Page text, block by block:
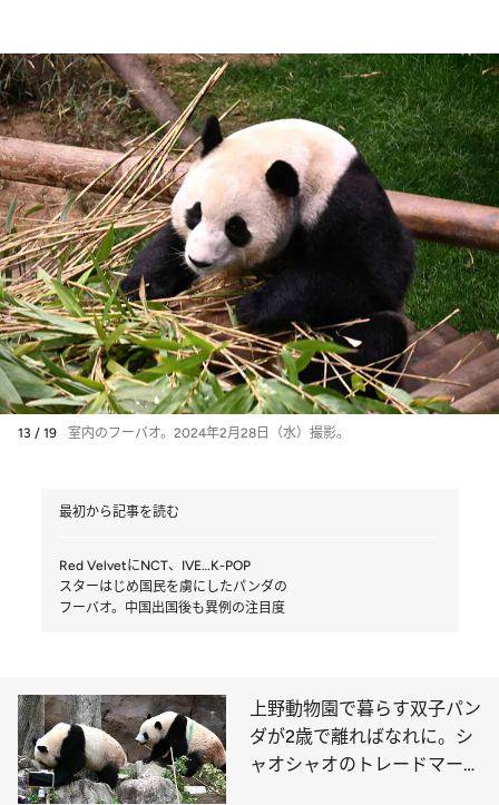
13 / 19 室内のフーバオ。2024年2月28日（水）撮影。
最初から記事を読む
Red VelvetにNCT、IVE…K-POP
スターはじめ国民を虜にしたパンダの
フーバオ。中国出国後も異例の注目度
上野動物園で暮らす双子パン
ダが2歳で離ればなれに。シ
ャオシャオのトレードマーク